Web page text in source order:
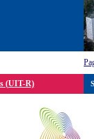
(UIT-R)